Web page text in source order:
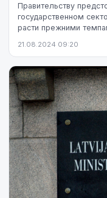
Правительству
государственном
расти прежними
21.08.2024 09:20